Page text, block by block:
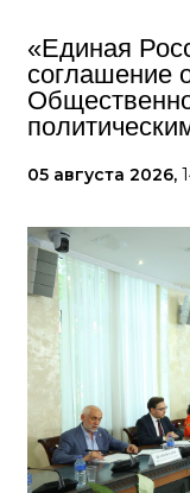
«Единая
соглашение
05 августа 2026,